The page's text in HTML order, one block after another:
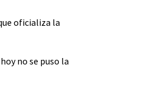
oficializa la
no se puso la